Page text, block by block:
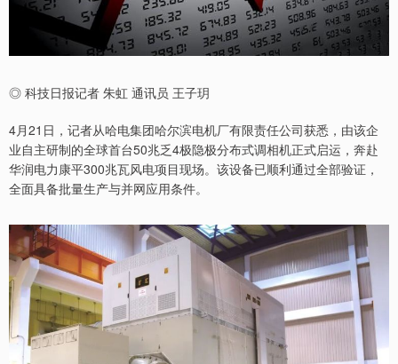
◎ 科技日报记者 朱虹 通讯员 王子玥
4月21日，记者从哈电集团哈尔滨电机厂有限责任公司获悉，由该企
业自主研制的全球首台50兆乏4极隐极分布式调相机正式启运，奔赴
华润电力康平300兆瓦风电项目现场。该设备已顺利通过全部验证，
全面具备批量生产与并网应用条件。